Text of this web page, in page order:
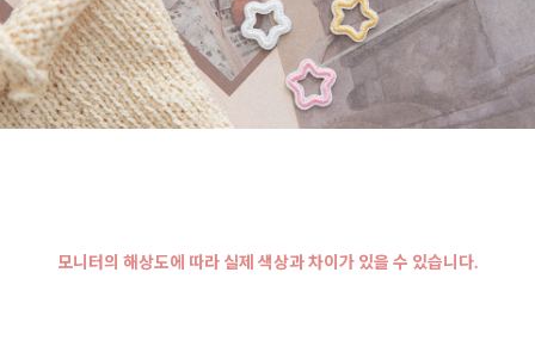
모니터의 해상도에 따라 실제 색상과 차이가 있을 수 있습니다.